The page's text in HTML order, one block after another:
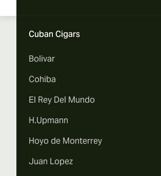
Cuban Cigars
Bolivar
Cohiba
El Rey Del Mundo
H.Upmann
Hoyo de Monterrey
Juan Lopez